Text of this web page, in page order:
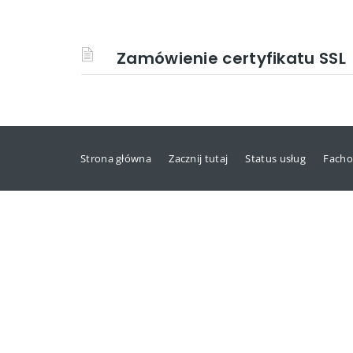
Zamówienie certyfikatu SSL
Strona główna Zacznij tutaj Status usług